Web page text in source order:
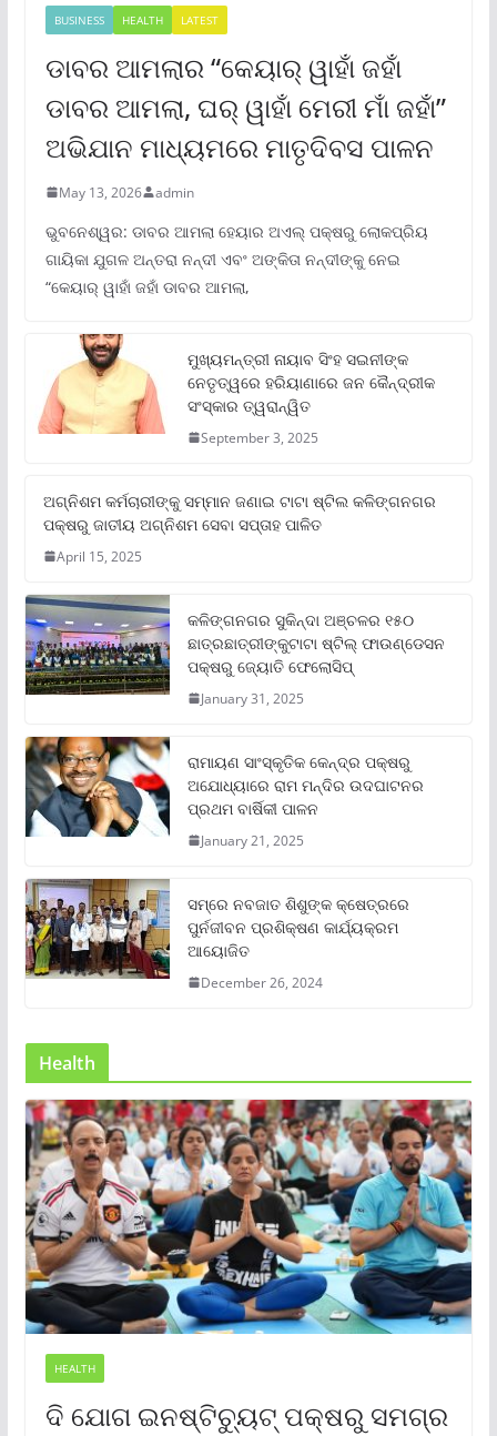
BUSINESS HEALTH LATEST
ଡାବର ଆମଲାର “କେୟାର୍ ୱାହାଁ ଜହାଁ
ଡାବର ଆମଲା, ଘର୍ ୱାହାଁ ମେରୀ ମାଁ ଜହାଁ”
ଅଭିଯାନ ମାଧ୍ୟମରେ ମାତୃଦିବସ ପାଳନ
May 13, 2026 admin
ଭୁବନେଶ୍ୱର: ଡାବର ଆମଲା ହେୟାର ଅଏଲ୍ ପକ୍ଷରୁ ଲୋକପ୍ରିୟ
ଗାୟିକା ଯୁଗଳ ଅନ୍ତରା ନନ୍ଦୀ ଏବଂ ଅଙ୍କିତା ନନ୍ଦୀଙ୍କୁ ନେଇ
“କେୟାର୍ ୱାହାଁ ଜହାଁ ଡାବର ଆମଲା,
ମୁଖ୍ୟମନ୍ତ୍ରୀ ନାୟାବ ସିଂହ ସଇନୀଙ୍କ
ନେତୃତ୍ୱରେ ହରିୟାଣାରେ ଜନ କୈନ୍ଦ୍ରୀକ
ସଂସ୍କାର ତ୍ୱରାନ୍ୱିତ
September 3, 2025
ଅଗ୍ନିଶମ କର୍ମଚାରୀଙ୍କୁ ସମ୍ମାନ ଜଣାଇ ଟାଟା ଷ୍ଟିଲ କଳିଙ୍ଗନଗର
ପକ୍ଷରୁ ଜାତୀୟ ଅଗ୍ନିଶମ ସେବା ସପ୍ତାହ ପାଳିତ
April 15, 2025
କଳିଙ୍ଗନଗର ସୁକିନ୍ଦା ଅଞ୍ଚଳର ୧୫୦
ଛାତ୍ରଛାତ୍ରୀଙ୍କୁଟାଟା ଷ୍ଟିଲ୍ ଫାଉଣ୍ଡେସନ
ପକ୍ଷରୁ ଜ୍ୟୋତି ଫେଲୋସିପ୍‌
January 31, 2025
ରାମାୟଣ ସାଂସ୍କୃତିକ କେନ୍ଦ୍ର ପକ୍ଷରୁ
ଅଯୋଧ୍ୟାରେ ରାମ ମନ୍ଦିର ଉଦଘାଟନର
ପ୍ରଥମ ବାର୍ଷିକୀ ପାଳନ
January 21, 2025
ସମ୍‌ରେ ନବଜାତ ଶିଶୁଙ୍କ କ୍ଷେତ୍ରରେ
ପୁର୍ନଜୀବନ ପ୍ରଶିକ୍ଷଣ କାର୍ଯ୍ୟକ୍ରମ
ଆୟୋଜିତ
December 26, 2024
Health
HEALTH
ଦି ଯୋଗ ଇନଷ୍ଟିଚ୍ୟୁଟ୍ ପକ୍ଷରୁ ସମଗ୍ର